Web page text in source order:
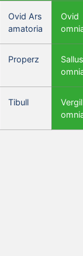
Ovid Ars
amatoria
Ovid
Properz
Tibull
Vergil